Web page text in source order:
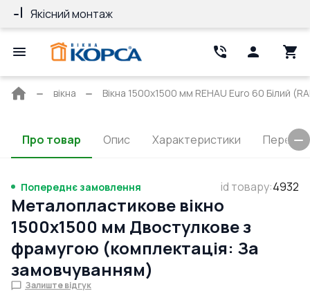
Якісний монтаж
Головна
вікна Вікна 1500x1500 мм REHAU Euro 60 Білий
Про товар Опис Характеристики
Попереднє замовлення id товару:4932
Металопластикове вікно
1500x1500 мм Двостулкове з
фрамугою (комплектація: За
замовчуванням)
Залиште відгук